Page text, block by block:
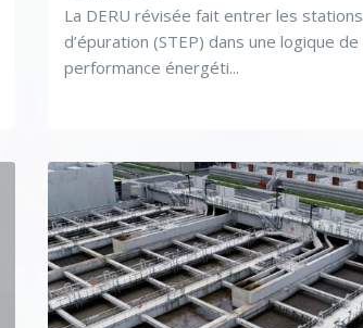
La DERU révisée fait entrer les stations
d’épuration (STEP) dans une logique de
performance énergéti...